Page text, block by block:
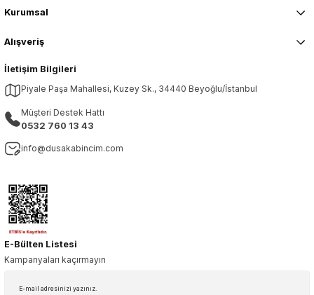
İletişim Bilgileri
Piyale Paşa Mahallesi, Kuzey Sk., 34440 Beyoğlu/İstanbul
Müşteri Destek Hattı
0532 760 13 43
info@dusakabincim.com
Kurumsal
Alışveriş
E-Bülten Listesi
Kampanyaları kaçırmayın